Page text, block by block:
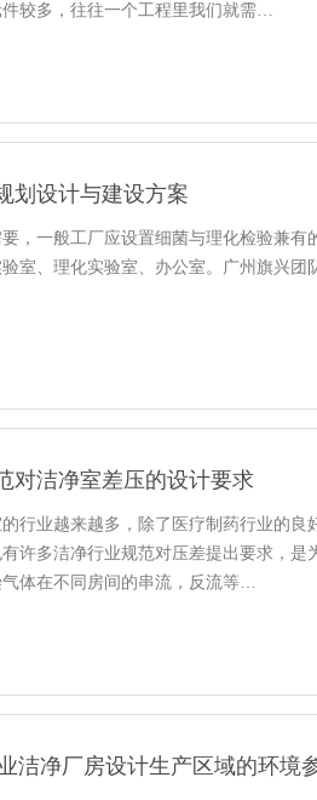
较多，往往一个工程里我们就需…
划设计与建设方案
，一般工厂应设置细菌与理化检验兼有
室、理化实验室、办公室。广州旗兴团
对洁净室差压的设计要求
行业越来越多，除了医疗制药行业的良
许多洁净行业规范对压差提出要求，是
体在不同房间的串流，反流等…
洁净厂房设计生产区域的环境